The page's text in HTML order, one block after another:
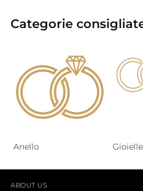
Categorie
Anello
ABOUT US